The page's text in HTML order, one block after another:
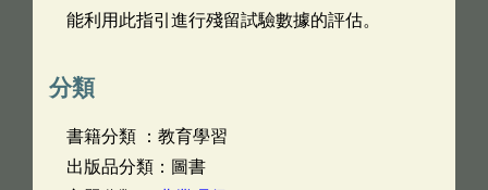
能利用此指引進行殘留試驗數據的評估。
分類
書籍分類 ：教育學習
出版品分類：圖書